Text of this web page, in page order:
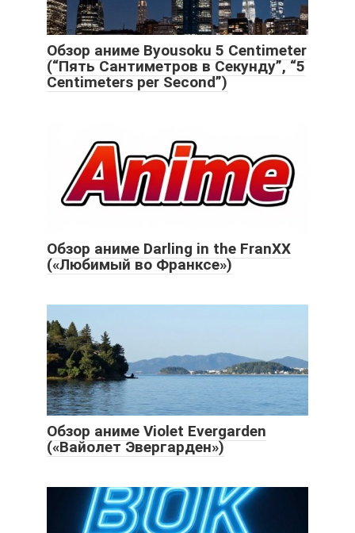
Обзор аниме Byousoku 5 Centimeter
(“Пять Сантиметров в Секунду”, “5
Centimeters per Second”)
Обзор аниме Darling in the FranXX
(«Любимый во Франксе»)
Обзор аниме Violet Evergarden
(«Вайолет Эвергарден»)